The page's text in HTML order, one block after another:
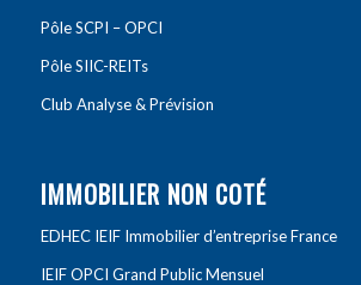
Pôle SCPI – OPCI
Pôle SIIC-REITs
Club Analyse & Prévision
IMMOBILIER NON COTÉ
EDHEC IEIF Immobilier d’entreprise France
IEIF OPCI Grand Public Mensuel